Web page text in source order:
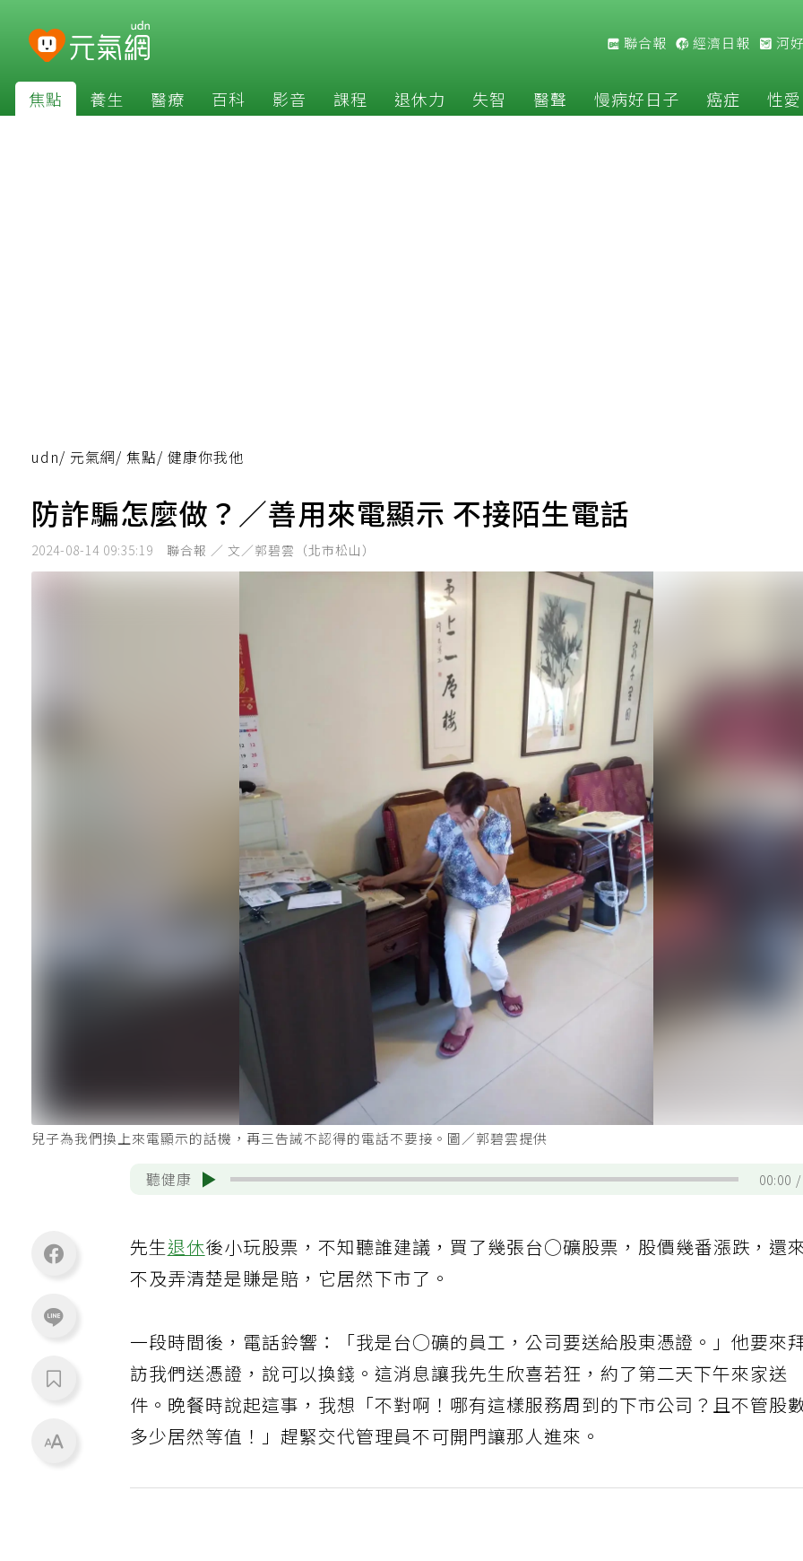
聯合報 經濟日報 河
焦點 養生 醫療 百科 影音 課程 退休力 失智 醫聲 慢病好日子 癌症 性愛
udn/ 元氣網/ 焦點/ 健康你我他
防詐騙怎麼做？／善用來電顯示 不接陌生電話
2024-08-14 09:35:19 聯合報 ／ 文／郭碧雲（北市松山）
兒子為我們換上來電顯示的話機，再三告誡不認得的電話不要接。圖／郭碧雲提供
聽健康 00:00
先生退休後小玩股票，不知聽誰建議，買了幾張台○礦股票，股價幾番漲跌，還
不及弄清楚是賺是賠，它居然下市了。
一段時間後，電話鈴響：「我是台○礦的員工，公司要送給股東憑證。」他要來
訪我們送憑證，說可以換錢。這消息讓我先生欣喜若狂，約了第二天下午來家送
件。晚餐時說起這事，我想「不對啊！哪有這樣服務周到的下市公司？且不管股
多少居然等值！」趕緊交代管理員不可開門讓那人進來。